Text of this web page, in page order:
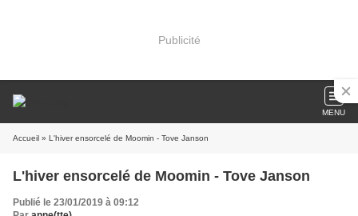
Publicité
MENU
Accueil » L'hiver ensorcelé de Moomin - Tove Janson
L'hiver ensorcelé de Moomin - Tove Janson
Publié le 23/01/2019 à 09:12